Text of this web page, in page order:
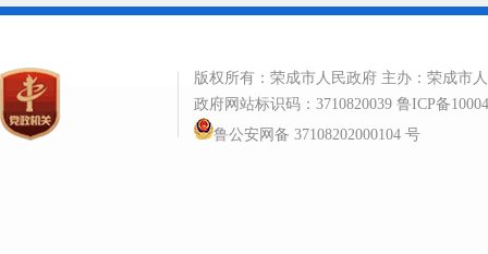
版权所有：荣成市人民政府 主办：荣成市
政府网站标识码：3710820039 鲁ICP备
鲁公安网备 37108202000104 号